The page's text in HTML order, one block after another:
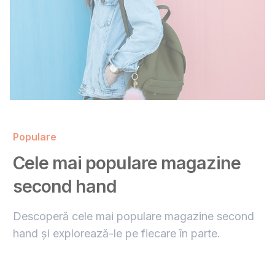
Populare
Cele mai populare magazine
second hand
Descoperă cele mai populare magazine second
hand și explorează-le pe fiecare în parte.